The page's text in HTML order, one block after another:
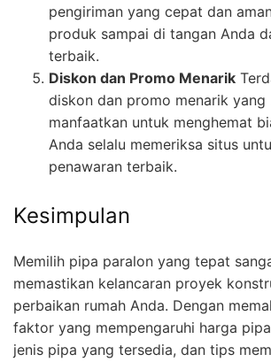
pengiriman yang cepat dan
produk sampai di tangan Anda
terbaik.
Diskon dan Promo Menarik
diskon dan promo menarik yang
manfaatkan untuk menghemat
Anda selalu memeriksa situs
penawaran terbaik.
Kesimpulan
Memilih pipa paralon yang tepat
memastikan kelancaran proyek
perbaikan rumah Anda. Dengan
faktor yang mempengaruhi harga
jenis pipa yang tersedia, dan tips